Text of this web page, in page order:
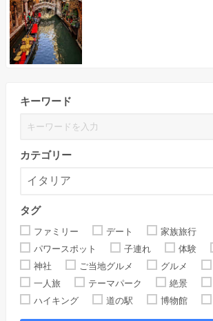
キーワード
カテゴリー
タグ
ファミリー デート
家族旅行
パワースポット
子連れ 体験
神社
ご当地グルメ グルメ
一人旅
テーマパーク 絶景
ハイキング
道の駅 博物館